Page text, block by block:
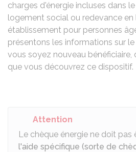
charges d'énergie incluses dans
logement social ou redevance
établissement pour personnes
présentons les informations sur
vous soyez nouveau bénéficiaire,
que vous découvrez ce dispositif.
Attention
Le chèque énergie ne doit
l'aide spécifique (sorte de